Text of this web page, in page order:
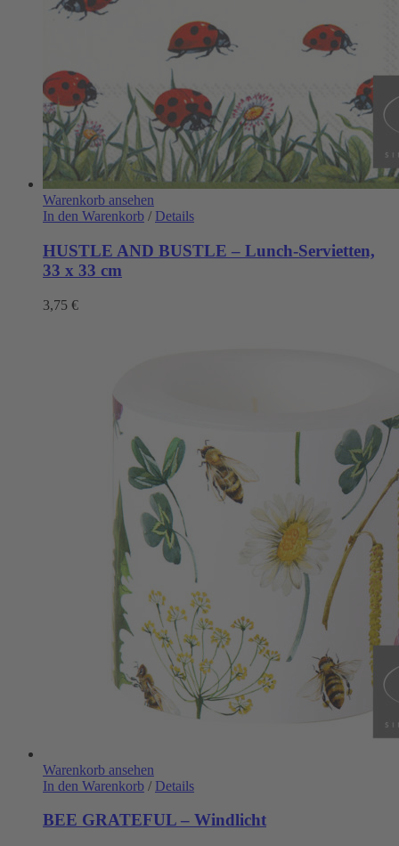
Warenkorb ansehen
In den Warenkorb / Details
HUSTLE AND BUSTLE – Lunch-Servietten,
33 x 33 cm
3,75 €
Warenkorb ansehen
In den Warenkorb / Details
BEE GRATEFUL – Windlicht